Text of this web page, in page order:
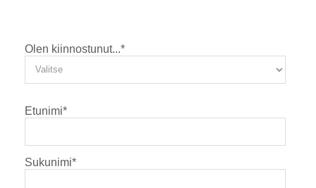
Olen kiinnostunut...*
Etunimi*
Sukunimi*